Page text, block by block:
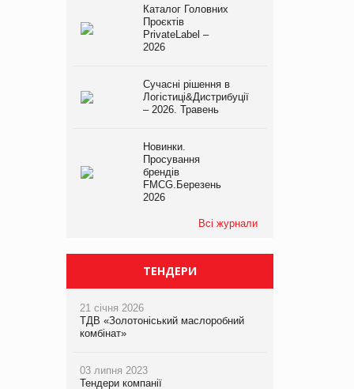
Каталог Головних
Проєктів
PrivateLabel –
2026
Сучасні рішення в
Логістиці&Дистрибуції
– 2026. Травень
Новинки.
Просування
брендів
FMCG.Березень
2026
Всі журнали
ТЕНДЕРИ
21 січня 2026
ТДВ «Золотоніський маслоробний
комбінат»
03 липня 2023
Тендери компанії